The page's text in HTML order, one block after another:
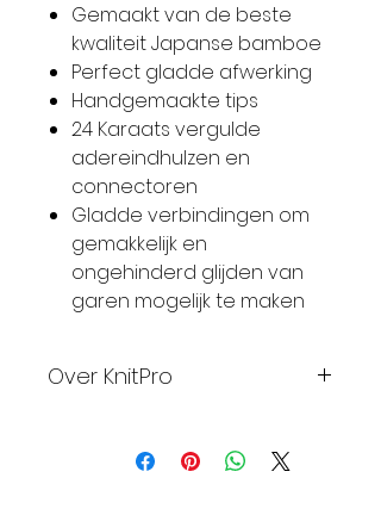
Gemaakt van de beste
kwaliteit Japanse bamboe
Perfect gladde afwerking
Handgemaakte tips
24 Karaats vergulde
adereindhulzen en
connectoren
Gladde verbindingen om
gemakkelijk en
ongehinderd glijden van
garen mogelijk te maken
Over KnitPro
bedrijf, het ontwerp en het